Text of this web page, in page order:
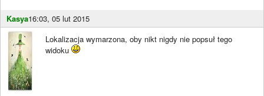
Kasya16:03, 05 lut 2015
Lokalizacja wymarzona, oby nikt nigdy nie popsuł tego
widoku